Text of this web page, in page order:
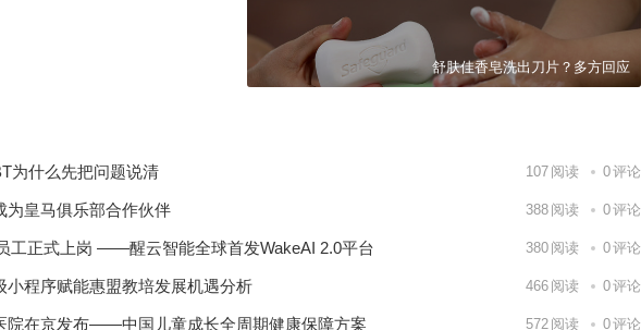
舒肤佳香皂洗出刀片？多方回应
为什么先把问题说清 107 阅读 0评论
为皇马俱乐部合作伙伴 388 阅读 0评论
工正式上岗 ——醒云智能全球首发WakeAI 2.0平台 380 阅读 0评论
小程序赋能惠盟教培发展机遇分析 466 阅读 0评论
院在京发布——中国儿童成长全周期健康保障方案 572 阅读 0评论